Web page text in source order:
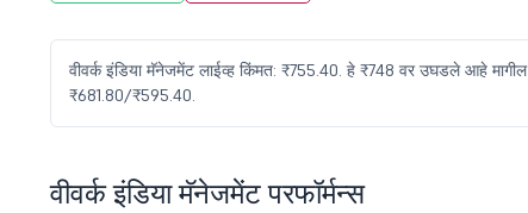
वीवर्क इंडिया मॅनेजमेंट लाईव्ह किंमत: ₹755.40. हे ₹748 वर उघडले आहे
₹681.80/₹595.40.
वीवर्क इंडिया मॅनेजमेंट परफॉर्मन्स